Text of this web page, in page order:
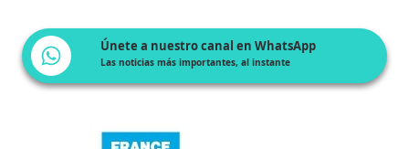
Únete a nuestro canal en WhatsApp
Las noticias más importantes, al instante